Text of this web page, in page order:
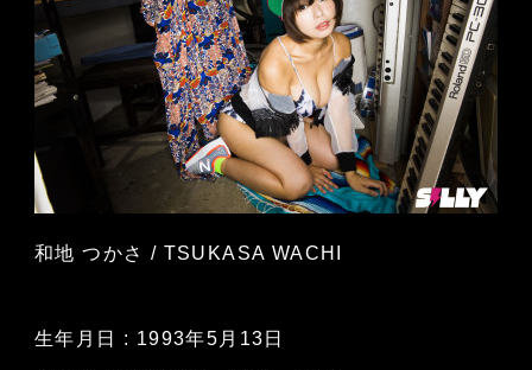
和地 つかさ / TSUKASA WACHI
生年月日 : 1993年5月13日